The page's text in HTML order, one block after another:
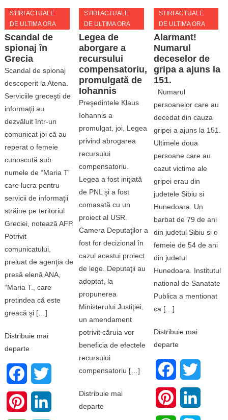
STIRI ACTUALE
DE ULTIMA ORA
Scandal de
spionaj în
Grecia
Scandal de spionaj
descoperit la Atena.
Serviciile greceşti de
informaţii au
dezvăluit într-un
comunicat joi că au
reperat o femeie
cunoscută sub
numele de “Maria T”
care lucra pentru
servicii de informaţii
străine pe teritoriul
Greciei, notează AFP.
Potrivit
comunicatului,
preluat de agenţia de
presă elenă ANA,
“Maria T., care
pretindea că este
greacă şi […]
Distribuie mai
departe
Facebook
Pinterest
STIRI ACTUALE
DE ULTIMA ORA
Legea de
aborgare a
recursului
compensatoriu,
promulgată de
Iohannis
Preşedintele Klaus
Iohannis a
promulgat, joi, Legea
privind abrogarea
recursului
compensatoriu.
Legea a fost iniţiată
de PNL şi a fost
comasată cu un
proiect al USR.
Camera Deputaţilor a
fost for decizional în
cazul acestui proiect
de lege. Deputaţii au
adoptat, la
propunerea
Ministerului Justiţiei,
un amendament
potrivit căruia vor
beneficia de efectele
recursului
compensatoriu […]
Distribuie mai
departe
STIRI ACTUALE
DE ULTIMA ORA
Alarmant!
Numarul
deceselor de
gripa a ajuns la
151.
Numarul
persoanelor care au
decedat din cauza
gripei a ajuns la 151.
Ultimele doua
persoane care au
cazut victime ale
gripei erau din
judetele Sibiu si
Hunedoara. Un
barbat de 79 de ani
din judetul Sibiu si o
femeie de 54 de ani
din judetul
Hunedoara. Institutul
national de Sanatate
Publica a mentionat
ca […]
Distribuie mai
departe
Facebook
Pinterest